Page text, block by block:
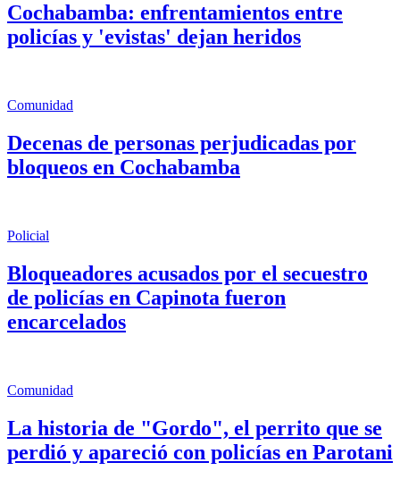
Cochabamba: enfrentamientos entre
policías y 'evistas' dejan heridos
Comunidad
Decenas de personas perjudicadas por
bloqueos en Cochabamba
Policial
Bloqueadores acusados por el secuestro
de policías en Capinota fueron
encarcelados
Comunidad
La historia de "Gordo", el perrito que se
perdió y apareció con policías en Parotani